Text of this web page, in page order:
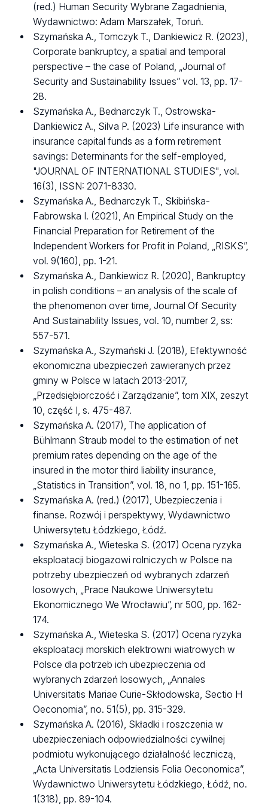
(red.) Human Security Wybrane Zagadnienia,
Wydawnictwo: Adam Marszałek, Toruń.
Szymańska A., Tomczyk T., Dankiewicz R. (2023),
Corporate bankruptcy, a spatial and temporal
perspective – the case of Poland, „Journal of
Security and Sustainability Issues” vol. 13, pp. 17-
28.
Szymańska A., Bednarczyk T., Ostrowska-
Dankiewicz A., Silva P. (2023) Life insurance with
insurance capital funds as a form retirement
savings: Determinants for the self-employed,
"JOURNAL OF INTERNATIONAL STUDIES", vol.
16(3), ISSN: 2071-8330.
Szymańska A., Bednarczyk T., Skibińska-
Fabrowska I. (2021), An Empirical Study on the
Financial Preparation for Retirement of the
Independent Workers for Profit in Poland, „RISKS”,
vol. 9(160), pp. 1-21.
Szymańska A., Dankiewicz R. (2020), Bankruptcy
in polish conditions – an analysis of the scale of
the phenomenon over time, Journal Of Security
And Sustainability Issues, vol. 10, number 2, ss:
557-571.
Szymańska A., Szymański J. (2018), Efektywność
ekonomiczna ubezpieczeń zawieranych przez
gminy w Polsce w latach 2013-2017,
„Przedsiębiorczość i Zarządzanie”, tom XIX, zeszyt
10, część I, s. 475-487.
Szymańska A. (2017), The application of
Bühlmann Straub model to the estimation of net
premium rates depending on the age of the
insured in the motor third liability insurance,
„Statistics in Transition”, vol. 18, no 1, pp. 151-165.
Szymańska A. (red.) (2017), Ubezpieczenia i
finanse. Rozwój i perspektywy, Wydawnictwo
Uniwersytetu Łódzkiego, Łódź.
Szymańska A., Wieteska S. (2017) Ocena ryzyka
eksploatacji biogazowi rolniczych w Polsce na
potrzeby ubezpieczeń od wybranych zdarzeń
losowych, „Prace Naukowe Uniwersytetu
Ekonomicznego We Wrocławiu”, nr 500, pp. 162-
174.
Szymańska A., Wieteska S. (2017) Ocena ryzyka
eksploatacji morskich elektrowni wiatrowych w
Polsce dla potrzeb ich ubezpieczenia od
wybranych zdarzeń losowych, „Annales
Universitatis Mariae Curie-Skłodowska, Sectio H
Oeconomia”, no. 51(5), pp. 315-329.
Szymańska A. (2016), Składki i roszczenia w
ubezpieczeniach odpowiedzialności cywilnej
podmiotu wykonującego działalność leczniczą,
„Acta Universitatis Lodziensis Folia Oeconomica”,
Wydawnictwo Uniwersytetu Łódzkiego, Łódź, no.
1(318), pp. 89-104.